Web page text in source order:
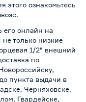
этого ознакомьтесь
.
его онлайн на
только низкие
1/2" внешний
по
пункта выдачи в
Черняховске,
Гвардейске,